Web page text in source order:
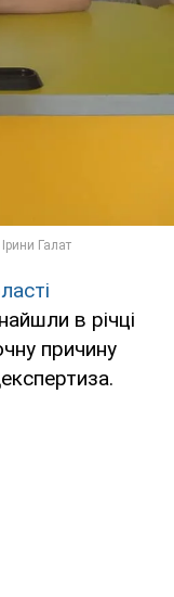
в річці
причину